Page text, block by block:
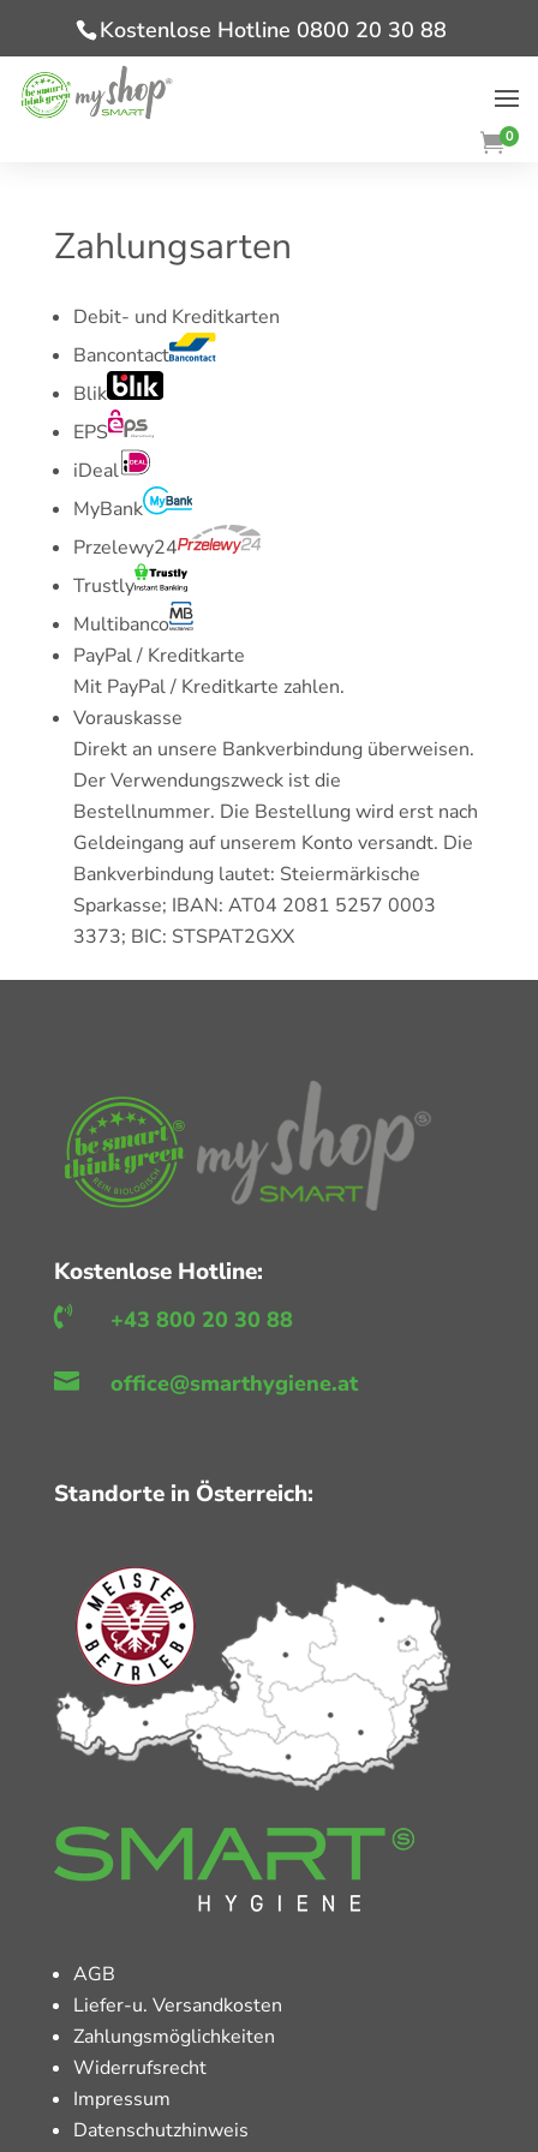
Kostenlose Hotline 0800 20 30 88
0
Zahlungsarten
Debit- und Kreditkarten
Bancontact
Blik
EPS
iDeal
MyBank
Przelewy24
Trustly
Multibanco
PayPal / Kreditkarte
Mit PayPal / Kreditkarte zahlen.
Vorauskasse
Direkt an unsere Bankverbindung überweisen.
Der Verwendungszweck ist die
Bestellnummer. Die Bestellung wird erst nach
Geldeingang auf unserem Konto versandt. Die
Bankverbindung lautet: Steiermärkische
Sparkasse; IBAN: AT04 2081 5257 0003
3373; BIC: STSPAT2GXX
Kostenlose Hotline:
 +43 800 20 30 88
 office@smarthygiene.at
Standorte in Österreich:
AGB
Liefer-u. Versandkosten
Zahlungsmöglichkeiten
Widerrufsrecht
Impressum
Datenschutzhinweis